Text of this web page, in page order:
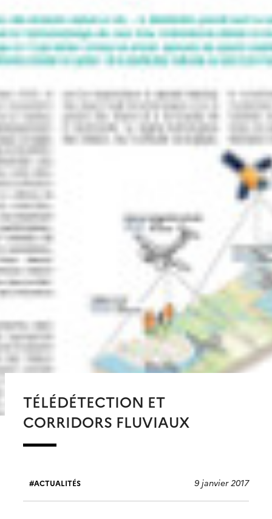
TÉLÉDÉTECTION ET
CORRIDORS FLUVIAUX
ACTUALITÉS 9 janvier 2017